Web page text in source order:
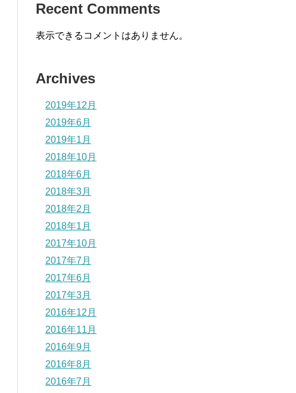
Recent Comments
表示できるコメントはありません。
Archives
2019年12月
2019年6月
2019年1月
2018年10月
2018年6月
2018年3月
2018年2月
2018年1月
2017年10月
2017年7月
2017年6月
2017年3月
2016年12月
2016年11月
2016年9月
2016年8月
2016年7月